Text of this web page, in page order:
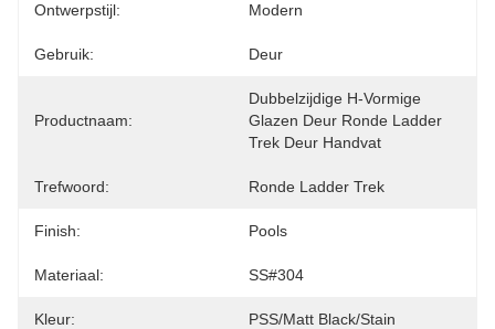
Ontwerpstijl: Modern
Gebruik: Deur
Productnaam:
Dubbelzijdige H-Vormige
Glazen Deur Ronde Ladder
Trek Deur Handvat
Trefwoord: Ronde Ladder Trek
Finish: Pools
Materiaal: SS#304
Kleur: PSS/Matt Black/Stain